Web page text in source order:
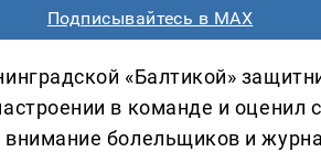
Подписывайтесь в MAX
«Балтикой»
в команде и оценил
внимание болельщиков и